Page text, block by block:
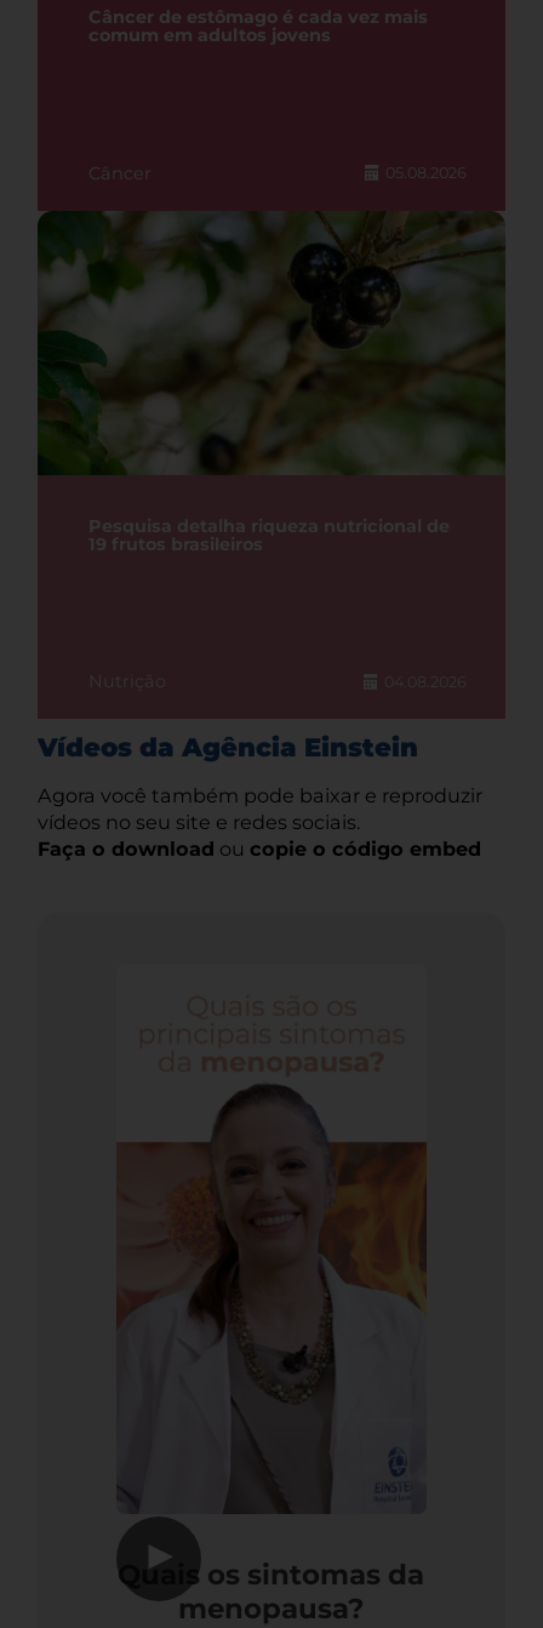
Câncer de estômago é cada vez mais
comum em adultos jovens
Câncer 05.08.2026
Pesquisa detalha riqueza nutricional de
19 frutos brasileiros
Nutrição 04.08.2026
Vídeos da Agência Einstein
Agora você também pode baixar e reproduzir
vídeos no seu site e redes sociais.
Faça o download ou copie o código embed
▶
Quais os sintomas da
menopausa?